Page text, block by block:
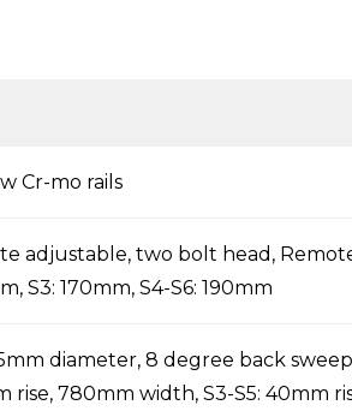
Cr-mo rails
adjustable, two bolt head,
S3: 170mm, S4-S6: 190mm
diameter, 8 degree back
rise, 780mm width, S3-S5: 40mm